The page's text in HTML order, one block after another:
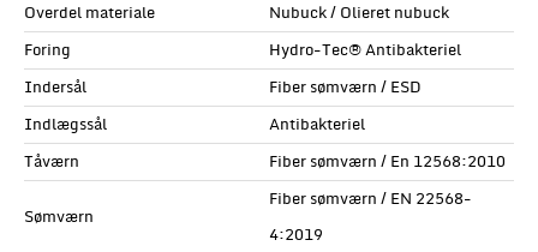
Overdel materiale
Nubuck / Olieret nubuck
Foring
Hydro-Tec® Antibakteriel
Indersål
Fiber sømværn / ESD
Indlægssål
Antibakteriel
Tåværn
Fiber sømværn / En 12568:2010
Sømværn
Fiber sømværn / EN 22568-
4:2019